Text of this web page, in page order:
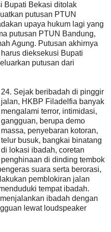
Bupati Bekasi ditolak
putusan PTUN
upaya hukum lagi yang
putusan PTUN Bandung,
Agung. Putusan akhirnya
dieksekusi Bupati
putusan dari
24. Sejak beribadah di pinggir
jalan, HKBP Filadelfia banyak
mengalami terror, intimidasi,
gangguan, berupa demo
massa, penyebaran kotoran,
telur busuk, bangkai binatang
di lokasi ibadah, coretan
penghinaan di dinding tembok
suara serta berorasi,
pemblokiran jalan
tempat ibadah.
ibadah dengan
lewat loudspeaker